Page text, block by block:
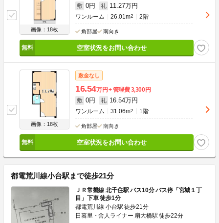
画像：18枚
敷 0円 礼 11.27万円
ワンルーム 26.01m2 2階
角部屋 南向き
空室状況をお問い合わせ
画像：18枚
敷金なし
16.54万円 管理費3,300円
敷 0円 礼 16.54万円
ワンルーム 31.06m2 1階
角部屋 南向き
空室状況をお問い合わせ
都電荒川線小台駅まで徒歩21分
ＪＲ常磐線 北千住駅 バス10分 バス停「宮城１丁
目」下車 徒歩1分
都電荒川線 小台駅 徒歩21分
日暮里・舎人ライナー 扇大橋駅 徒歩22分